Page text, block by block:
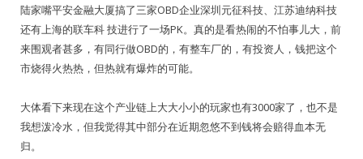
陆家嘴平安金融大厦搞了三家OBD企业深圳元征科技、江苏迪纳科技
还有上海的联车科 技进行了一场PK。真的是看热闹的不怕事儿大，前
来围观者甚多，有同行做OBD的，有整车厂的，有投资人，钱把这个
市烧得火热热，但热就有爆炸的可能。
大体看下来现在这个产业链上大大小小的玩家也有3000家了，也不是
我想泼冷水，但我觉得其中部分在近期忽悠不到钱将会赔得血本无
归。